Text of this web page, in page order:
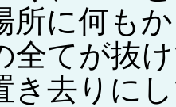
所に何も
全てが抜
き去りに